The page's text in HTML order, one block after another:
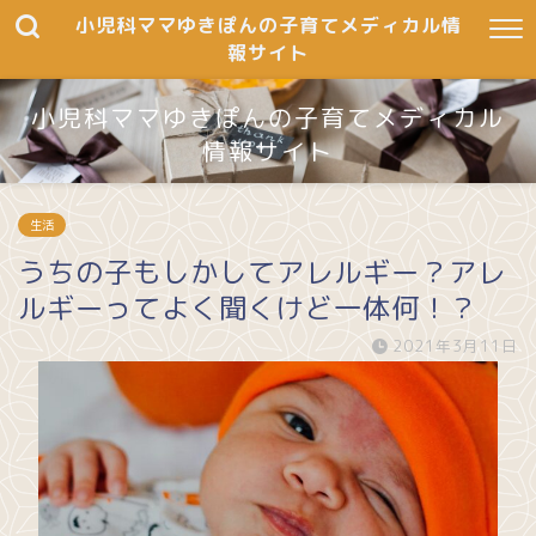
小児科ママゆきぽんの子育てメディカル情
報サイト
小児科ママゆきぽんの子育てメディカル
情報サイト
To Be Happy and Healthy
生活
うちの子もしかしてアレルギー？アレ
ルギーってよく聞くけど一体何！？
2021年3月11日